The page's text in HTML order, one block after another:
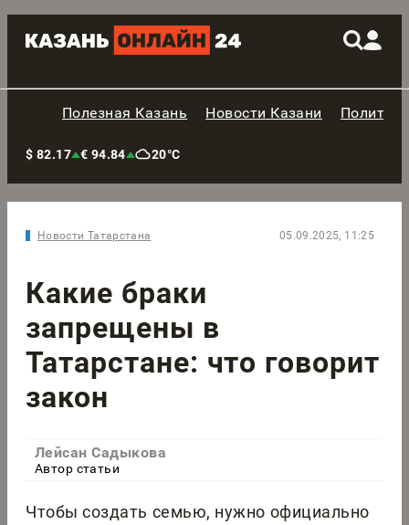
Полезная Казань Новости Казани
$ 82.17 € 94.84 20°C
Новости Татарстана 05.09.2025, 11:25
Какие браки
запрещены в
Татарстане: что говорит
закон
Лейсан Садыкова
Автор статьи
Чтобы создать семью, нужно официально